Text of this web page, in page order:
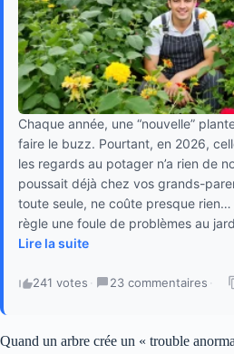
Chaque année, une “nouvelle”
faire le buzz. Pourtant, en 2026,
les regards au potager n’a rien de
poussait déjà chez vos grands-
toute seule, ne coûte presque
règle une foule de problèmes au
Lire la suite
241 votes · 23 commentaires ·
Quand un arbre crée un « trouble